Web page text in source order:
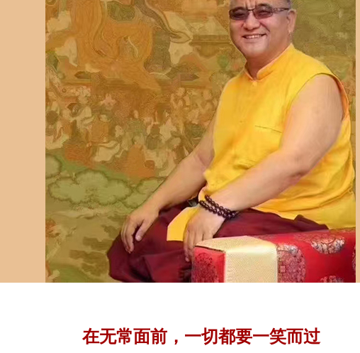
在无常面前，一切都要一笑而过